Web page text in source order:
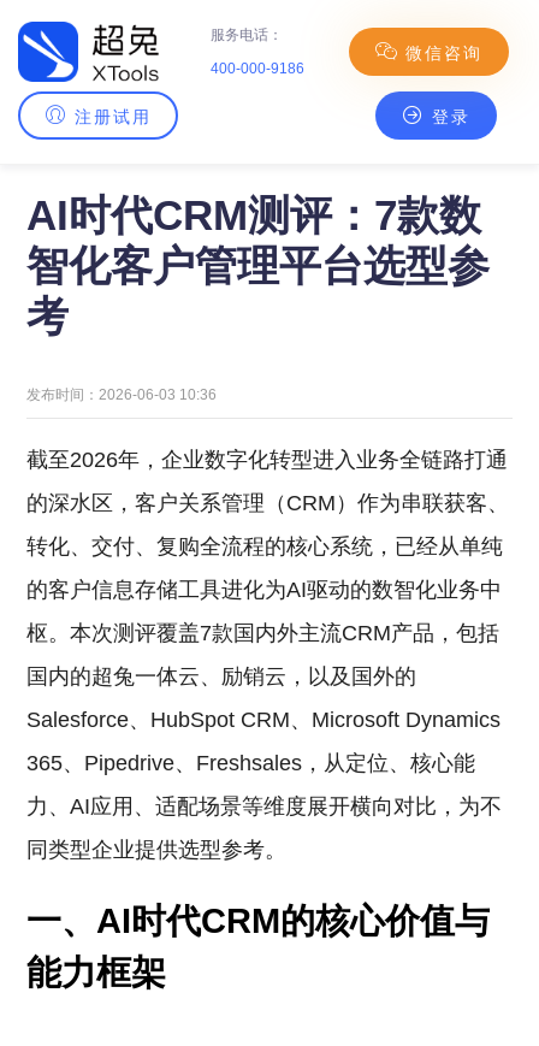
服务电话：
400-000-9186
微信咨询
注册试用 登录
主页>CRM百科> AI时代CRM测评：7款数智化客户管理平台选型参考
AI时代CRM测评：7款数
智化客户管理平台选型参
考
发布时间：2026-06-03 10:36
截至2026年，企业数字化转型进入业务全链路打通
的深水区，客户关系管理（CRM）作为串联获客、
转化、交付、复购全流程的核心系统，已经从单纯
的客户信息存储工具进化为AI驱动的数智化业务中
枢。本次测评覆盖7款国内外主流CRM产品，包括
国内的超兔一体云、励销云，以及国外的
Salesforce、HubSpot CRM、Microsoft Dynamics
365、Pipedrive、Freshsales，从定位、核心能
力、AI应用、适配场景等维度展开横向对比，为不
同类型企业提供选型参考。
一、AI时代CRM的核心价值与
能力框架